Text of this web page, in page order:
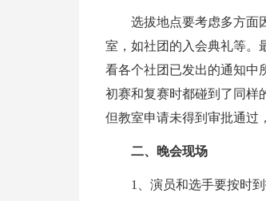
选拔地点要考虑多方面
室，如社团的入会典礼等。
看各个社团已发出的通知中
初赛和复赛时都碰到了同样
但教室申请未得到审批通过
二、晚会现场
1、演员和选手要按时